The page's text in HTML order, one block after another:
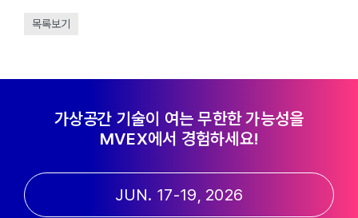
목록보기
가상공간 기술이 여는 무한한 가능성을
MVEX에서 경험하세요!
JUN. 17-19, 2026